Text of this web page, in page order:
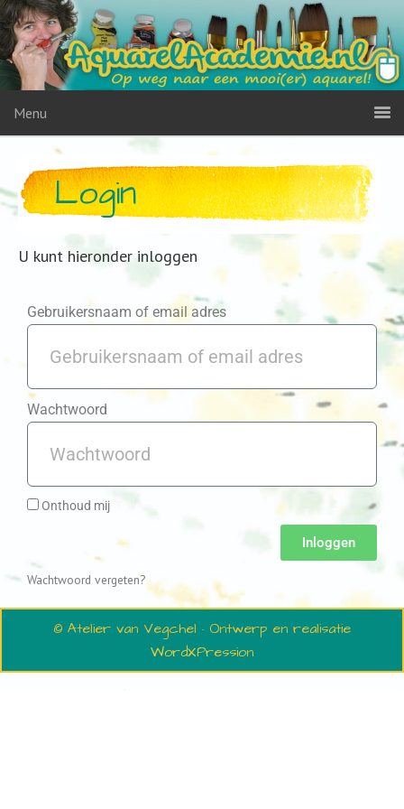
Menu
Login
U kunt hieronder inloggen
Gebruikersnaam of email adres
Wachtwoord
Onthoud mij
Inloggen
Wachtwoord vergeten?
© Atelier van Vegchel · Ontwerp en realisatie
WordXPression